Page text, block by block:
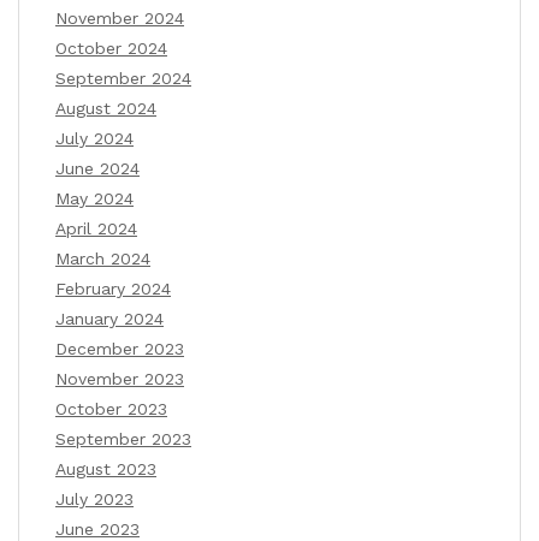
November 2024
October 2024
September 2024
August 2024
July 2024
June 2024
May 2024
April 2024
March 2024
February 2024
January 2024
December 2023
November 2023
October 2023
September 2023
August 2023
July 2023
June 2023